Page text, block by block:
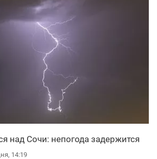
над Сочи: непогода задержится
14:19